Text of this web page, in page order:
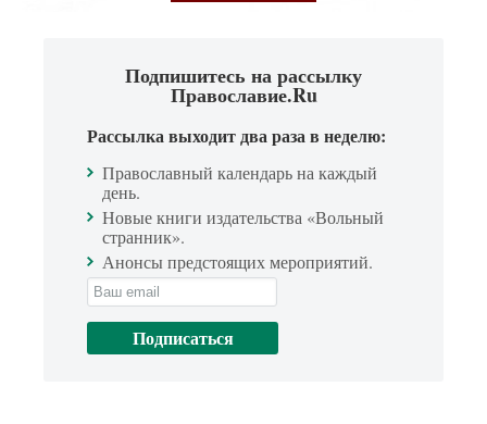
Подпишитесь на рассылку
Православие.Ru
Рассылка выходит два раза в неделю:
Православный календарь на каждый
день.
Новые книги издательства «Вольный
странник».
Анонсы предстоящих мероприятий.